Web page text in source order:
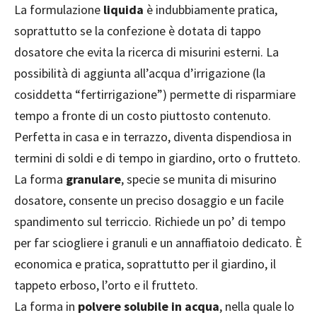
La formulazione liquida è indubbiamente pratica,
soprattutto se la confezione è dotata di tappo
dosatore che evita la ricerca di misurini esterni. La
possibilità di aggiunta all’acqua d’irrigazione (la
cosiddetta “fertirrigazione”) permette di risparmiare
tempo a fronte di un costo piuttosto contenuto.
Perfetta in casa e in terrazzo, diventa dispendiosa in
termini di soldi e di tempo in giardino, orto o frutteto.
La forma granulare, specie se munita di misurino
dosatore, consente un preciso dosaggio e un facile
spandimento sul terriccio. Richiede un po’ di tempo
per far sciogliere i granuli e un annaffiatoio dedicato. È
economica e pratica, soprattutto per il giardino, il
tappeto erboso, l’orto e il frutteto.
La forma in polvere solubile in acqua, nella quale lo